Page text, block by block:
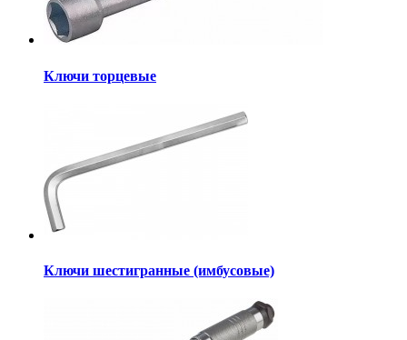
Ключи торцевые
Ключи шестигранные (имбусовые)